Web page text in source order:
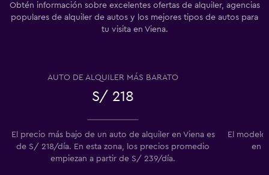
Obtén información sobre excelentes ofertas de alquiler, agencias
populares de alquiler de autos y los mejores tipos de autos para
tu visita en Viena.
AUTO DE ALQUILER MÁS BARATO
S/ 218
El precio más bajo de un auto de alquiler en Viena es
de S/ 218/día. En esta zona, los precios promedio
empiezan a partir de S/ 239/día.
El modelo
en